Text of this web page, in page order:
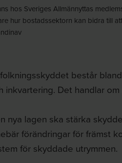
hos Sveriges Allmännyttas
hur bostadssektorn kan bidra till
består
inkvartering. Det handlar
nya lagen ska stärka
förändringar för främst
för skyddade utrymmen.